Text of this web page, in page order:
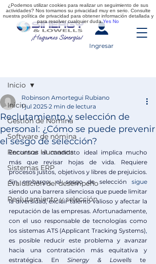
Ingresar
Inicio
Gestión de Nómina
Software de nómina
Recursos Humanos
Sistemas ERP
Evaluación del desempeño
Reclutamiento y selección
Inicio
Reclutamiento y selección de
personal: ¿Cómo se puede prevenir
el sesgo de selección?
Robinson Amortegui Rubiano
1 jul 2025 2 min de lectura
Encontrar al candidato ideal implica mucho
más que revisar hojas de vida. Requiere
procesos justos, objetivos y libres de prejuicios.
Sin embargo, el
sesgo de selección
siendo una barrera silenciosa que puede limitar
la diversidad, excluir talento valioso y afectar la
reputación de las empresas. Afortunadamente,
con el uso responsable de tecnologías como
los sistemas ATS (Applicant Tracking Systems)
es posible reducir este problema y avanzar
hacia una contratación más equitativa y
estratégica. En Sinergy & Lowells te
¿Podemos utilizar cookies para realizar un seguimiento de sus
actividades? Nos tomamos su privacidad muy en serio. Consulte
nuestra política de privacidad para obtener información detallada y
para resolver cualquier duda.Yes No